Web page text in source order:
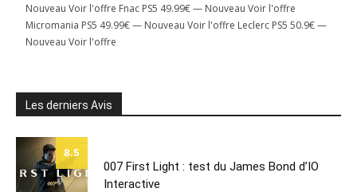
Nouveau Voir l'offre Fnac PS5 49.99€ — Nouveau Voir l'offre
Micromania PS5 49.99€ — Nouveau Voir l'offre Leclerc PS5 50.9€ —
Nouveau Voir l'offre
Les derniers Avis
8.5
007 First Light : test du James Bond d’IO
Interactive